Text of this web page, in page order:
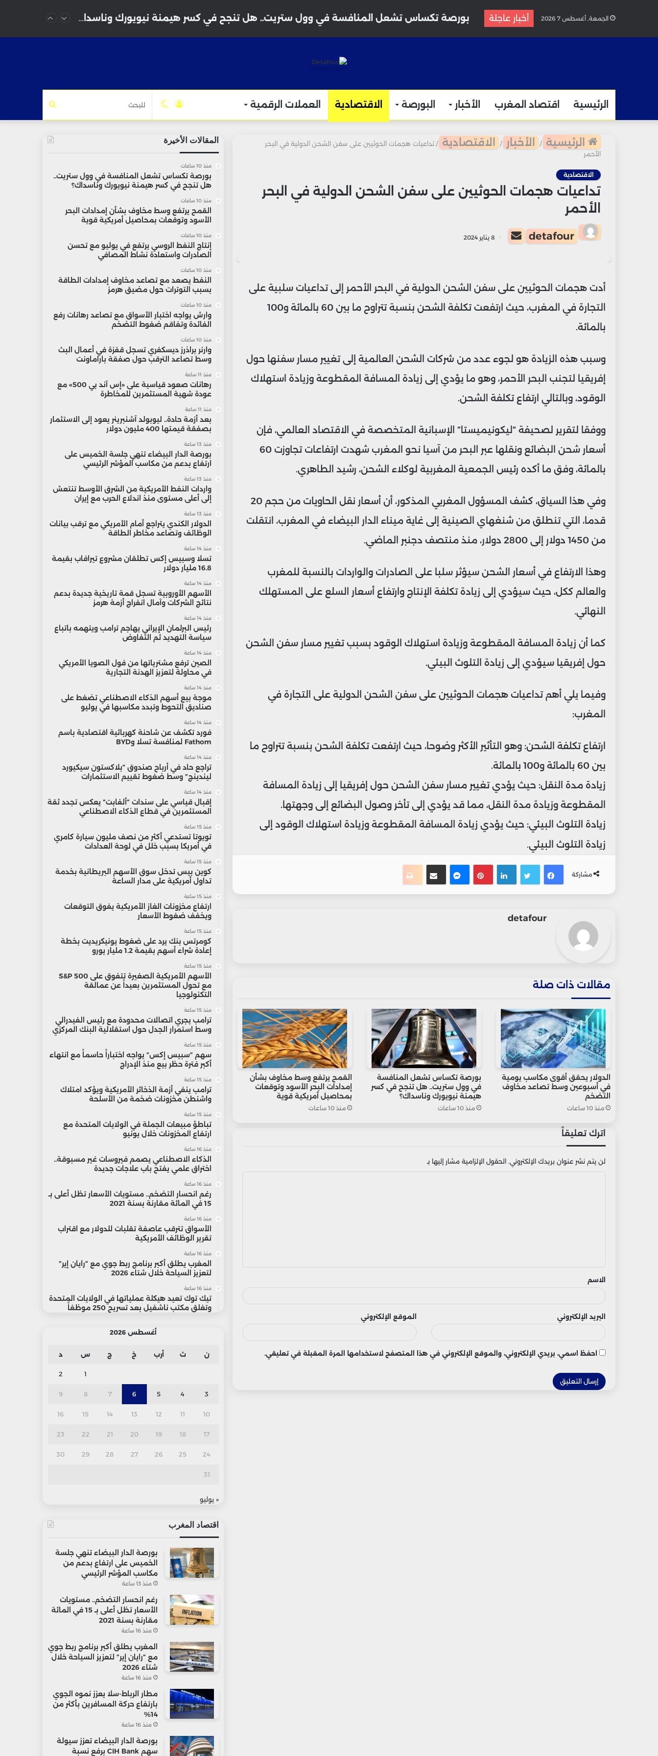
الجمعة, أغسطس 7 2026 أخبار عاجلة بورصة تكساس تشعل المنافسة في وول ستريت.. هل تنجح في كسر هيمنة نيويورك وناسداك؟
الرئيسية اقتصاد المغرب الأخبار البورصة الاقتصادية العملات الرقمية للبحث الوضعتسجيل
الرئيسية / الأخبار / الاقتصادية / تداعيات هجمات الحوثيين على سفن الشحن الدولية في البحر
الأحمر
الاقتصادية
تداعيات هجمات الحوثيين على سفن الشحن الدولية في البحر
الأحمر
detafour
أرسل
بريدا
8 يناير 2024
أدت هجمات الحوثيين على سفن الشحن الدولية في البحر الأحمر إلى تداعيات سلبية على
التجارة في المغرب، حيث ارتفعت تكلفة الشحن بنسبة تتراوح ما بين 60 بالمائة و100
بالمائة.
وسبب هذه الزيادة هو لجوء عدد من شركات الشحن العالمية إلى تغيير مسار سفنها حول
إفريقيا لتجنب البحر الأحمر، وهو ما يؤدي إلى زيادة المسافة المقطوعة وزيادة استهلاك
الوقود، وبالتالي ارتفاع تكلفة الشحن.
ووفقا لتقرير لصحيفة “ليكونيميستا” الإسبانية المتخصصة في الاقتصاد العالمي، فإن
أسعار شحن البضائع ونقلها عبر البحر من آسيا نحو المغرب شهدت ارتفاعات تجاوزت 60
بالمائة، وفق ما أكده رئيس الجمعية المغربية لوكلاء الشحن، رشيد الطاهري.
وفي هذا السياق، كشف المسؤول المغربي المذكور، أن أسعار نقل الحاويات من حجم 20
قدما، التي تنطلق من شنغهاي الصينية إلى غاية ميناء الدار البيضاء في المغرب، انتقلت
من 1450 دولار إلى 2800 دولار، منذ منتصف دجنبر الماضي.
وهذا الارتفاع في أسعار الشحن سيؤثر سلبا على الصادرات والواردات بالنسبة للمغرب
والعالم ككل، حيث سيؤدي إلى زيادة تكلفة الإنتاج وارتفاع أسعار السلع على المستهلك
النهائي.
كما أن زيادة المسافة المقطوعة وزيادة استهلاك الوقود بسبب تغيير مسار سفن الشحن
حول إفريقيا سيؤدي إلى زيادة التلوث البيئي.
وفيما يلي أهم تداعيات هجمات الحوثيين على سفن الشحن الدولية على التجارة في
المغرب:
ارتفاع تكلفة الشحن: وهو التأثير الأكثر وضوحا، حيث ارتفعت تكلفة الشحن بنسبة تتراوح ما
بين 60 بالمائة و100 بالمائة.
زيادة مدة النقل: حيث يؤدي تغيير مسار سفن الشحن حول إفريقيا إلى زيادة المسافة
المقطوعة وزيادة مدة النقل، مما قد يؤدي إلى تأخر وصول البضائع إلى وجهتها.
زيادة التلوث البيئي: حيث يؤدي زيادة المسافة المقطوعة وزيادة استهلاك الوقود إلى
زيادة التلوث البيئي.
مشاركة
فيسبوك
تويتر لينكدإنبينتيريست
ماسنجرمشاركة عبر البريدطباعة
detafour
مقالات ذات صلة
الدولار يحقق أقوى مكاسب يومية
في أسبوعين وسط تصاعد مخاوف
التضخم
منذ 10 ساعات
بورصة تكساس تشعل المنافسة
في وول ستريت.. هل تنجح في كسر
هيمنة نيويورك وناسداك؟
منذ 10 ساعات
القمح يرتفع وسط مخاوف بشأن
إمدادات البحر الأسود وتوقعات
بمحاصيل أمريكية قوية
منذ 10 ساعات
اترك تعليقاً
لن يتم نشر عنوان بريدك الإلكتروني. الحقول الإلزامية مشار إليها بـ
ق
الاسم
البريد الإلكتروني الموقع الإلكتروني
احفظ اسمي، بريدي الإلكتروني، والموقع الإلكتروني في هذا المتصفح لاستخدامها المرة المقبلة في تعليقي.
المقالات الأخيرة
منذ 10 ساعات
بورصة تكساس تشعل المنافسة في وول ستريت..
هل تنجح في كسر هيمنة نيويورك وناسداك؟
منذ 10 ساعات
القمح يرتفع وسط مخاوف بشأن إمدادات البحر
الأسود وتوقعات بمحاصيل أمريكية قوية
منذ 10 ساعات
إنتاج النفط الروسي يرتفع في يوليو مع تحسن
الصادرات واستعادة نشاط المصافي
منذ 10 ساعات
النفط يصعد مع تصاعد مخاوف إمدادات الطاقة
بسبب التوترات حول مضيق هرمز
منذ 10 ساعات
وارش يواجه اختبار الأسواق مع تصاعد رهانات رفع
الفائدة وتفاقم ضغوط التضخم
منذ 10 ساعات
وارنر براذرز ديسكفري تسجل قفزة في أعمال البث
وسط تصاعد الترقب حول صفقة باراماونت
منذ 11 ساعة
رهانات صعود قياسية على «إس آند بي 500» مع
عودة شهية المستثمرين للمخاطرة
منذ 11 ساعة
بعد أزمة حادة.. ليوبولد آشنبرينر يعود إلى الاستثمار
بصفقة قيمتها 400 مليون دولار
منذ 13 ساعة
بورصة الدار البيضاء تنهي جلسة الخميس على
ارتفاع بدعم من مكاسب المؤشر الرئيسي
منذ 13 ساعة
واردات النفط الأمريكية من الشرق الأوسط تنتعش
إلى أعلى مستوى منذ اندلاع الحرب مع إيران
منذ 13 ساعة
الدولار الكندي يتراجع أمام الأمريكي مع ترقب بيانات
الوظائف وتصاعد مخاطر الطاقة
منذ 14 ساعة
تسلا وسبيس إكس تطلقان مشروع تيرافاب بقيمة
16.8 مليار دولار
منذ 14 ساعة
الأسهم الأوروبية تسجل قمة تاريخية جديدة بدعم
نتائج الشركات وآمال انفراج أزمة هرمز
منذ 14 ساعة
رئيس البرلمان الإيراني يهاجم ترامب ويتهمه باتباع
سياسة التهديد ثم التفاوض
منذ 14 ساعة
الصين ترفع مشترياتها من فول الصويا الأمريكي
في محاولة لتعزيز الهدنة التجارية
منذ 14 ساعة
موجة بيع أسهم الذكاء الاصطناعي تضغط على
صناديق التحوط وتبدد مكاسبها في يوليو
منذ 14 ساعة
فورد تكشف عن شاحنة كهربائية اقتصادية باسم
Fathom لمنافسة تسلا وBYD
منذ 14 ساعة
تراجع حاد في أرباح صندوق “بلاكستون سيكيورد
ليندينج” وسط ضغوط تقييم الاستثمارات
منذ 14 ساعة
إقبال قياسي على سندات “ألفابت” يعكس تجدد ثقة
المستثمرين في قطاع الذكاء الاصطناعي
منذ 15 ساعة
تويوتا تستدعي أكثر من نصف مليون سيارة كامري
في أمريكا بسبب خلل في لوحة العدادات
منذ 15 ساعة
كوين بيس تدخل سوق الأسهم البريطانية بخدمة
تداول أمريكية على مدار الساعة
منذ 15 ساعة
ارتفاع مخزونات الغاز الأمريكية يفوق التوقعات
ويخفف ضغوط الأسعار
منذ 15 ساعة
كومرتس بنك يرد على ضغوط يونيكريديت بخطة
إعادة شراء أسهم بقيمة 1.2 مليار يورو
منذ 15 ساعة
الأسهم الأمريكية الصغيرة تتفوق على S&P 500
مع تحول المستثمرين بعيداً عن عمالقة
التكنولوجيا
منذ 15 ساعة
ترامب يجري اتصالات محدودة مع رئيس الفيدرالي
وسط استمرار الجدل حول استقلالية البنك المركزي
منذ 15 ساعة
سهم “سبيس إكس” يواجه اختباراً حاسماً مع انتهاء
أكبر فترة حظر بيع منذ الإدراج
منذ 15 ساعة
ترامب ينفي أزمة الذخائر الأمريكية ويؤكد امتلاك
واشنطن مخزونات ضخمة من الأسلحة
منذ 15 ساعة
تباطؤ مبيعات الجملة في الولايات المتحدة مع
ارتفاع المخزونات خلال يونيو
منذ 16 ساعة
الذكاء الاصطناعي يصمم فيروسات غير مسبوقة..
اختراق علمي يفتح باب علاجات جديدة
منذ 16 ساعة
رغم انحسار التضخم.. مستويات الأسعار تظل أعلى بـ
15 في المائة مقارنة بسنة 2021
منذ 16 ساعة
الأسواق تترقب عاصفة تقلبات للدولار مع اقتراب
تقرير الوظائف الأمريكية
منذ 16 ساعة
المغرب يطلق أكبر برنامج ربط جوي مع “رايان إير”
لتعزيز السياحة خلال شتاء 2026
منذ 16 ساعة
تيك توك تعيد هيكلة عملياتها في الولايات المتحدة
وتغلق مكتب ناشفيل بعد تسريح 250 موظفاً
أغسطس 2026
ن ث أرب خ ج س د
1
2
3
4
5
6
7
8
9
10
11
12
13
14
15
16
17
18
19
20
21
22
23
24
25
26
27
28
29
30
31
« يوليو
اقتصاد المغرب
بورصة الدار البيضاء تنهي جلسة
الخميس على ارتفاع بدعم من
مكاسب المؤشر الرئيسي
منذ 13 ساعة
رغم انحسار التضخم.. مستويات
الأسعار تظل أعلى بـ 15 في المائة
مقارنة بسنة 2021
منذ 16 ساعة
المغرب يطلق أكبر برنامج ربط جوي
مع “رايان إير” لتعزيز السياحة خلال
شتاء 2026
منذ 16 ساعة
مطار الرباط-سلا يعزز نموه الجوي
بارتفاع حركة المسافرين بأكثر من
14%
منذ 16 ساعة
بورصة الدار البيضاء تعزز سيولة
سهم CIH Bank برفع نسبة